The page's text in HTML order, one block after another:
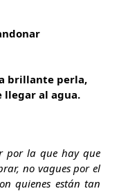
brillante perla,
llegar al agua.
por la que hay que
no vagues por el
quienes están tan